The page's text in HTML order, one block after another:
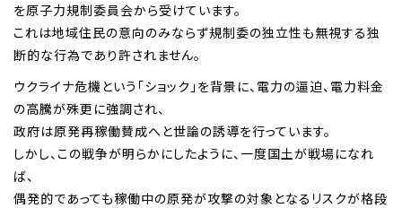
を原子力規制委員会から受けています。
これは地域住民の意向のみならず規制委の独立性も無視する独
断的な行為であり許されません。
ウクライナ危機という「ショック」を背景に、電力の逼迫、電力料金
の高騰が殊更に強調され、
政府は原発再稼働賛成へと世論の誘導を行っています。
しかし、この戦争が明らかにしたように、一度国土が戦場になれ
ば、
偶発的であっても稼働中の原発が攻撃の対象となるリスクが格段